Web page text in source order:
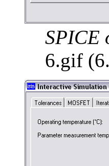
SPICE
6.gif